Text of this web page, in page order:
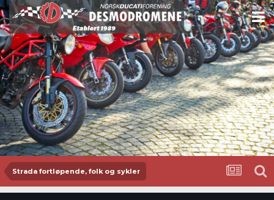
Strada fortløpende, folk og sykler